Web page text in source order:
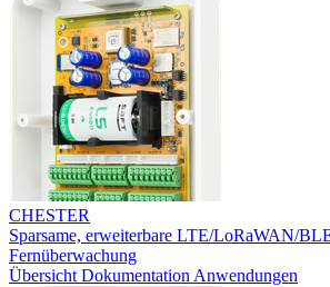
CHESTER
Sparsame, erweiterbare LTE/LoRaWAN/
Fernüberwachung
Übersicht Dokumentation Anwendungen